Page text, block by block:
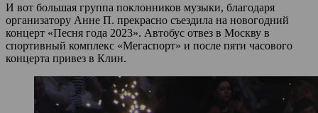
И вот большая группа поклонников музыки, благодаря
организатору Анне П. прекрасно съездила на новогодний
концерт «Песня года 2023». Автобус отвез в Москву в
спортивный комплекс «Мегаспорт» и после пяти часового
концерта привез в Клин.